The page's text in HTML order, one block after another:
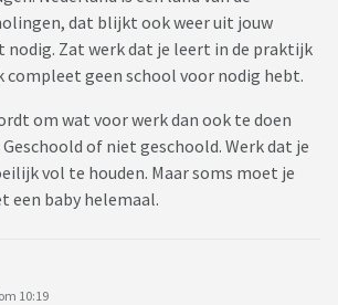
dat blijkt ook weer uit jouw
nodig. Zat werk dat je leert in de praktijk
compleet geen school voor nodig hebt.
om wat voor werk dan ook te doen
of niet geschoold. Werk dat je
vol te houden. Maar soms moet je
een baby helemaal.
10:19